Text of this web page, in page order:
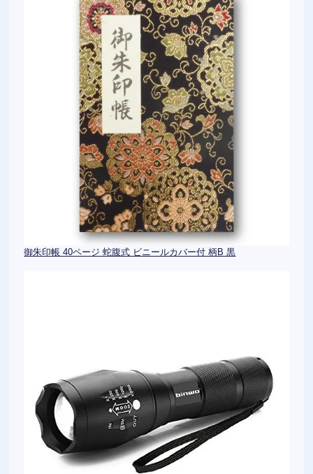
御朱印帳 40ページ 蛇腹式 ビニールカバー付 柄B 黒